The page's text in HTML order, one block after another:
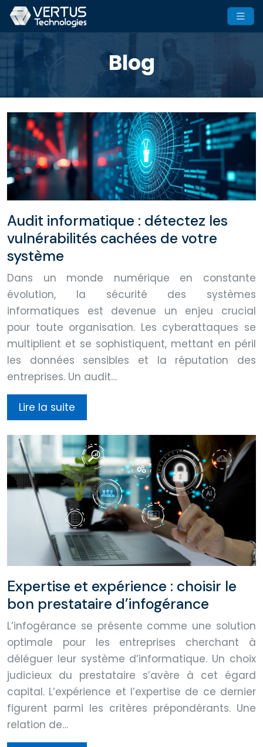
Blog
Audit informatique : détectez les
vulnérabilités cachées de votre
système
Dans un monde numérique en constante
évolution, la sécurité des systèmes
informatiques est devenue un enjeu crucial
pour toute organisation. Les cyberattaques se
multiplient et se sophistiquent, mettant en péril
les données sensibles et la réputation des
entreprises. Un audit…
Lire la suite
Expertise et expérience : choisir le
bon prestataire d’infogérance
L’infogérance se présente comme une solution
optimale pour les entreprises cherchant à
déléguer leur système d’informatique. Un choix
judicieux du prestataire s’avère à cet égard
capital. L’expérience et l’expertise de ce dernier
figurent parmi les critères prépondérants. Une
relation de…